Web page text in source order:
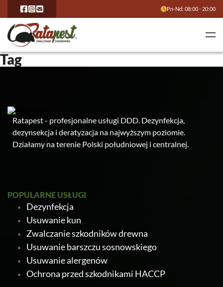
Pn-Nd: 08:00 - 20:00
Tag
Ratapest - profesjonalne usługi DDD. Dezynfekcja,
dezynsekcja i deratyzacja na najwyższym poziomie.
Działamy na terenie Polski południowej i centralnej.
POPULARNE USŁUGI
Dezynfekcja
Usuwanie kun
Zwalczanie szkodników drewna
Usuwanie barszczu sosnowskiego
Usuwanie alergenów
Ochrona przed szkodnikami HACCP